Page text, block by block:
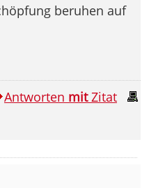
beruhen auf
Antworten mitZitat